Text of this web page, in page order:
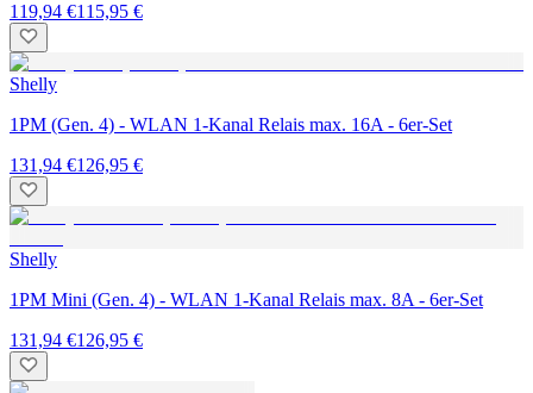
119,94 €115,95 €
Shelly
1PM (Gen. 4) - WLAN 1-Kanal Relais max. 16A - 6er-Set
131,94 €126,95 €
Shelly
1PM Mini (Gen. 4) - WLAN 1-Kanal Relais max. 8A - 6er-Set
131,94 €126,95 €